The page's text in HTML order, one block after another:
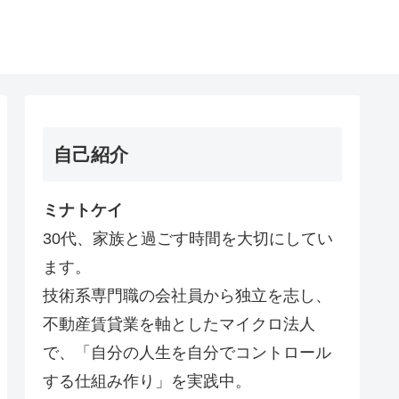
自己紹介
ミナトケイ
30代、家族と過ごす時間を大切にしてい
ます。
技術系専門職の会社員から独立を志し、
不動産賃貸業を軸としたマイクロ法人
で、「自分の人生を自分でコントロール
する仕組み作り」を実践中。